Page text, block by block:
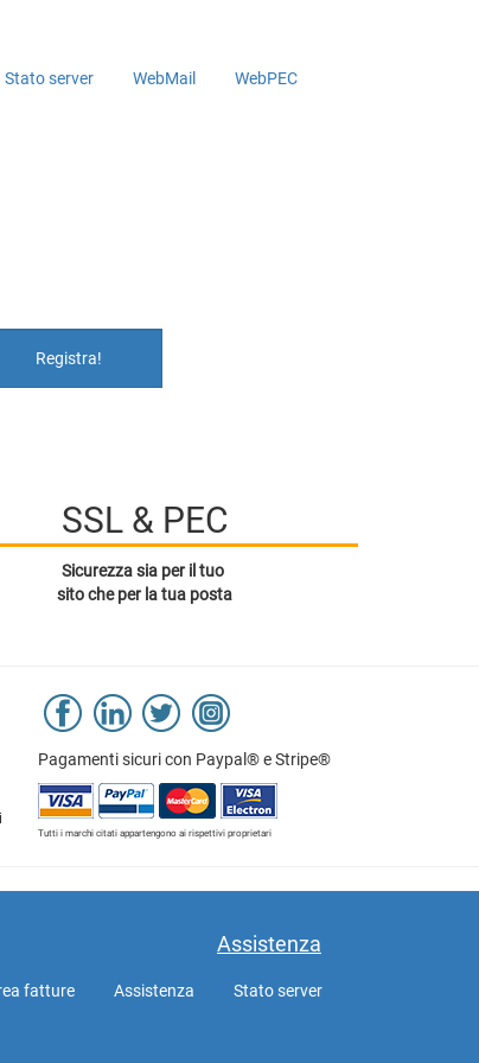
Stato server WebMail WebPEC
Registra!
SSL & PEC
Sicurezza sia per il tuo
sito che per la tua posta
Pagamenti sicuri con Paypal® e Stripe®
Tutti i marchi citati appartengono ai rispettivi proprietari
Assistenza
fatture Assistenza Stato server